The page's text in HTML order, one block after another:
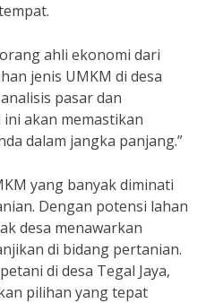
ahli ekonomi dari
jenis UMKM di desa
pasar dan
akan memastikan
dalam jangka panjang.”
yang banyak diminati
Dengan potensi lahan
desa menawarkan
di bidang pertanian.
di desa Tegal Jaya,
pilihan yang tepat